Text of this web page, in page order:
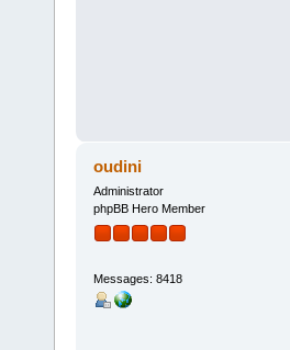
oudini
Administrator
phpBB Hero Member
Messages: 8418